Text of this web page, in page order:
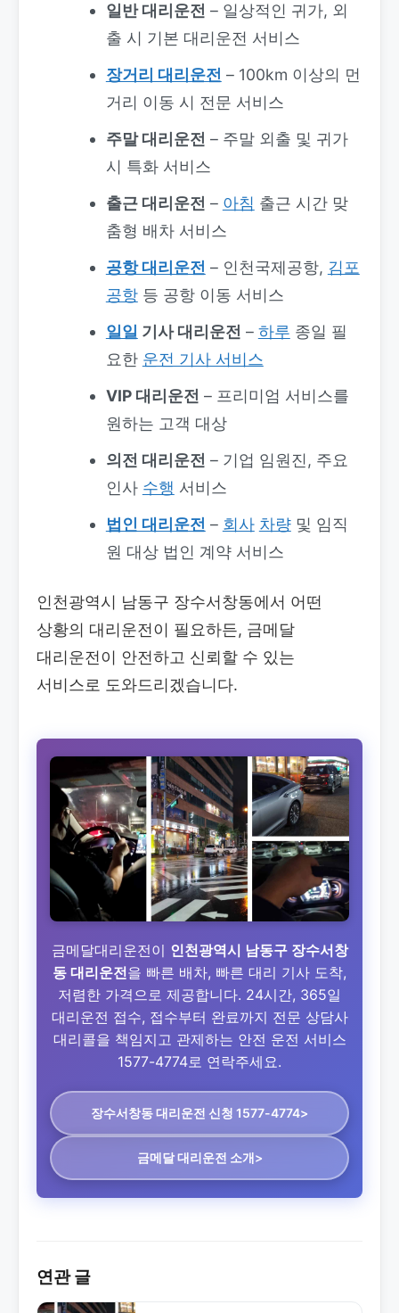
일반 대리운전 – 일상적인 귀가, 외
출 시 기본 대리운전 서비스
장거리 대리운전 – 100km 이상의 먼
거리 이동 시 전문 서비스
주말 대리운전 – 주말 외출 및 귀가
시 특화 서비스
출근 대리운전 – 아침 출근 시간 맞
춤형 배차 서비스
공항 대리운전 – 인천국제공항, 김포
공항등 공항 이동 서비스
일일 기사 대리운전 – 하루 종일 필
요한 운전 기사 서비스
VIP 대리운전 – 프리미엄 서비스를
원하는 고객 대상
의전 대리운전 – 기업 임원진, 주요
인사 수행 서비스
법인 대리운전 – 회사 차량및 임직
원 대상 법인 계약 서비스
인천광역시 남동구 장수서창동에서 어떤
상황의 대리운전이 필요하든, 금메달
대리운전이 안전하고 신뢰할 수 있는
서비스로 도와드리겠습니다.
금메달대리운전이 인천광역시 남동구 장수서창
동 대리운전을 빠른 배차, 빠른 대리 기사 도착,
저렴한 가격으로 제공합니다. 24시간, 365일
대리운전 접수, 접수부터 완료까지 전문 상담사
대리콜을 책임지고 관제하는 안전 운전 서비스
1577-4774로 연락주세요.
장수서창동 대리운전 신청 1577-4774>
금메달 대리운전 소개>
연관 글